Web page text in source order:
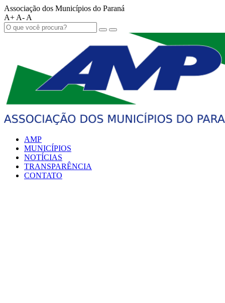
Associação dos Municípios do Paraná
A+ A- A
AMP
MUNICÍPIOS
NOTÍCIAS
TRANSPARÊNCIA
CONTATO